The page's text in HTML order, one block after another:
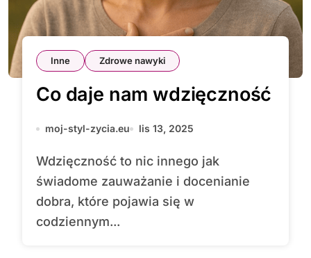
Inne Zdrowe nawyki
Co daje nam wdzięczność
moj-styl-zycia.eu lis 13, 2025
Wdzięczność to nic innego jak
świadome zauważanie i docenianie
dobra, które pojawia się w
codziennym...